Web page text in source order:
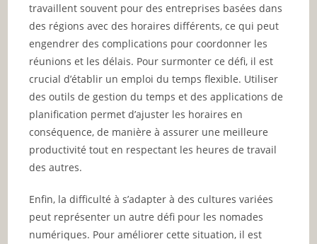
travaillent souvent pour des entreprises basées dans
des régions avec des horaires différents, ce qui peut
engendrer des complications pour coordonner les
réunions et les délais. Pour surmonter ce défi, il est
crucial d’établir un emploi du temps flexible. Utiliser
des outils de gestion du temps et des applications de
planification permet d’ajuster les horaires en
conséquence, de manière à assurer une meilleure
productivité tout en respectant les heures de travail
des autres.
Enfin, la difficulté à s’adapter à des cultures variées
peut représenter un autre défi pour les nomades
numériques. Pour améliorer cette situation, il est